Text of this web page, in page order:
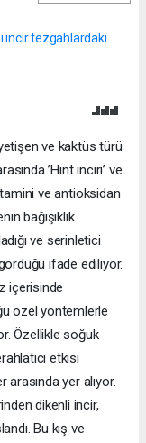
ve kaktüs türü
’Hint inciri’ ve
ve antioksidan
bağışıklık
ve serinletici
ifade ediliyor.
içerisinde
özel yöntemlerle
Özellikle soğuk
etkisi
yer alıyor.
dikenli incir,
Bu kış ve